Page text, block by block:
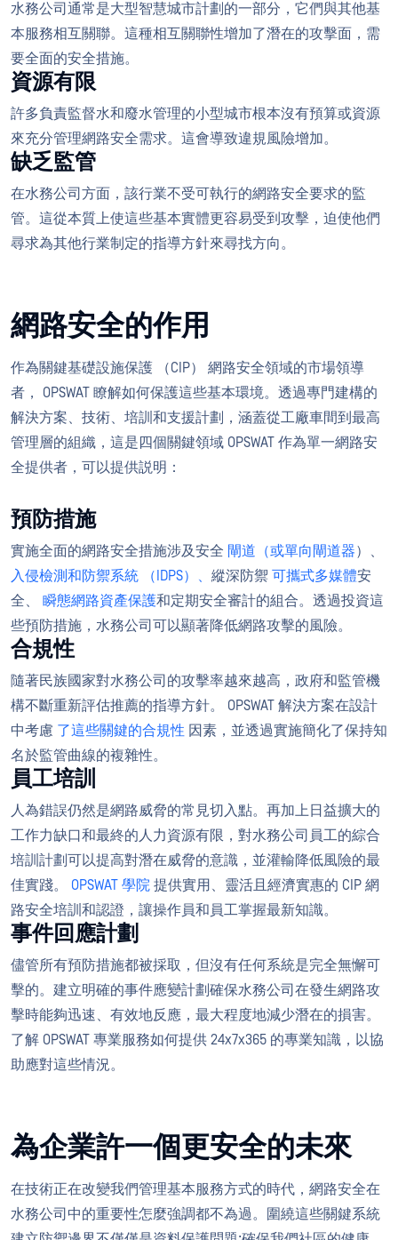
水務公司通常是大型智慧城市計劃的一部分，它們與其他基
本服務相互關聯。這種相互關聯性增加了潛在的攻擊面，需
要全面的安全措施。
資源有限
許多負責監督水和廢水管理的小型城市根本沒有預算或資源
來充分管理網路安全需求。這會導致違規風險增加。
缺乏監管
在水務公司方面，該行業不受可執行的網路安全要求的監
管。這從本質上使這些基本實體更容易受到攻擊，迫使他們
尋求為其他行業制定的指導方針來尋找方向。
網路安全的作用
作為關鍵基礎設施保護 （CIP） 網路安全領域的市場領導
者， OPSWAT 瞭解如何保護這些基本環境。透過專門建構的
解決方案、技術、培訓和支援計劃，涵蓋從工廠車間到最高
管理層的組織，這是四個關鍵領域 OPSWAT 作為單一網路安
全提供者，可以提供説明：
預防措施
實施全面的網路安全措施涉及安全 閘道（或單向閘道器）、
入侵檢測和防禦系統 （IDPS）、 縱深防禦 可攜式多媒體安
全、 瞬態網路資產保護和定期安全審計的組合。透過投資這
些預防措施，水務公司可以顯著降低網路攻擊的風險。
合規性
隨著民族國家對水務公司的攻擊率越來越高，政府和監管機
構不斷重新評估推薦的指導方針。 OPSWAT 解決方案在設計
中考慮 了這些關鍵的合規性 因素，並透過實施簡化了保持知
名於監管曲線的複雜性。
員工培訓
人為錯誤仍然是網路威脅的常見切入點。再加上日益擴大的
工作力缺口和最終的人力資源有限，對水務公司員工的綜合
培訓計劃可以提高對潛在威脅的意識，並灌輸降低風險的最
佳實踐。 OPSWAT 學院 提供實用、靈活且經濟實惠的 CIP 網
路安全培訓和認證，讓操作員和員工掌握最新知識。
事件回應計劃
儘管所有預防措施都被採取，但沒有任何系統是完全無懈可
擊的。建立明確的事件應變計劃確保水務公司在發生網路攻
擊時能夠迅速、有效地反應，最大程度地減少潛在的損害。
了解 OPSWAT 專業服務如何提供 24x7x365 的專業知識，以協
助應對這些情況。
為企業許一個更安全的未來
在技術正在改變我們管理基本服務方式的時代，網路安全在
水務公司中的重要性怎麼強調都不為過。圍繞這些關鍵系統